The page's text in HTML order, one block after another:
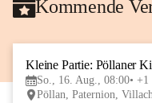
Kommende
Kleine Partie: Pöllaner
So., 16. Aug., 08:00 +1
Pöllan, Paternion,